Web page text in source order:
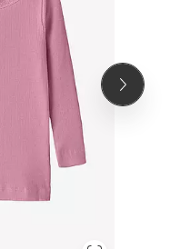
Neste
produkt